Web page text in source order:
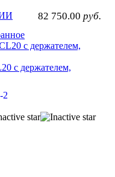
82 750.00 руб.
с держателем,
2